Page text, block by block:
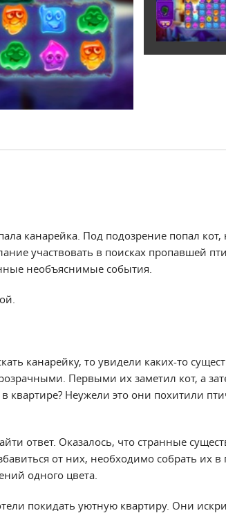
канарейка. Под подозрение попал кот,
участвовать в поисках пропавшей
необъяснимые события.
канарейку, то увидели каких-то
Первыми их заметил кот, а
квартире? Неужели это они похитили
ответ. Оказалось, что странные
от них, необходимо собрать их
одного цвета.
покидать уютную квартиру. Они